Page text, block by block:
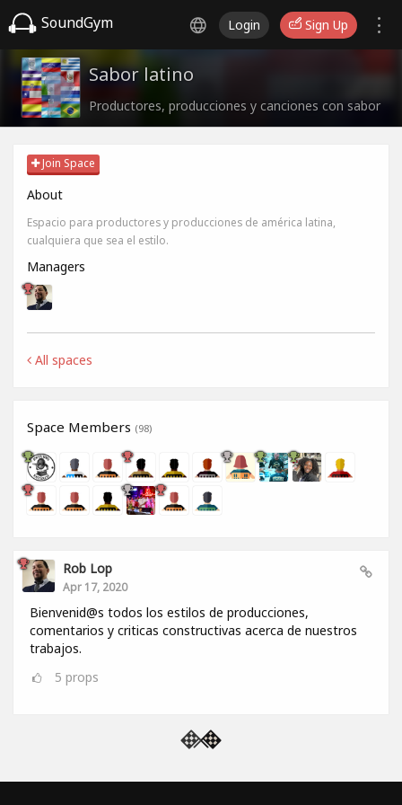
SoundGym Login Sign Up
Sabor latino
Productores, producciones y canciones con sabor
Join Space
About
Espacio para productores y producciones de américa latina,
cualquiera que sea el estilo.
Managers
All spaces
Space Members (98)
Rob Lop
Apr 17, 2020
Bienvenid@s todos los estilos de producciones,
comentarios y criticas constructivas acerca de nuestros
trabajos.
5 props